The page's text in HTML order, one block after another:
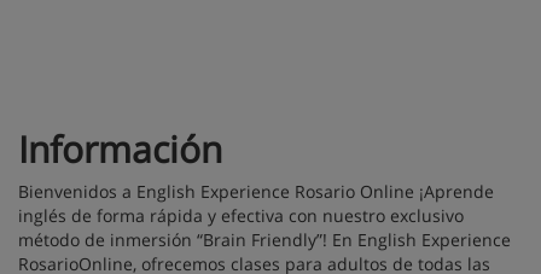
Información
Bienvenidos a English Experience Rosario Online ¡Aprende
inglés de forma rápida y efectiva con nuestro exclusivo
método de inmersión “Brain Friendly”! En English Experience
RosarioOnline, ofrecemos clases para adultos de todas las